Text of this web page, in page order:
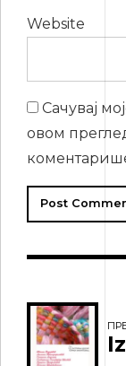
Website
Сачувај
овом
Post